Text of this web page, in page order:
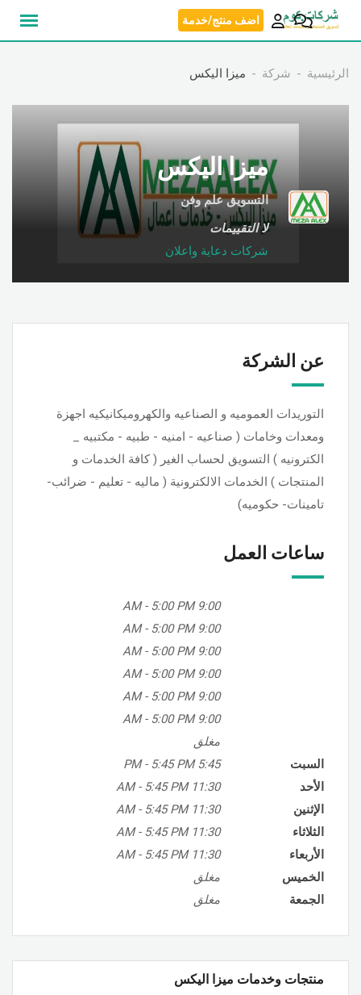
انتقل
اضف منتج/خدمة
الرئيسية شركة ميزا اليكس
ميزا اليكس
التسويق علم وفن
لا التقييمات
شركات دعاية واعلان
عن الشركة
التوريدات العموميه و الصناعيه والكهروميكانيكيه اجهزة
ومعدات وخامات ( صناعيه - امنيه - طبيه - مكتبيه _
الكترونيه ) التسويق لحساب الغير ( كافة الخدمات و
المنتجات ) الخدمات الالكترونية ( ماليه - تعليم - ضرائب-
تامينات- حكوميه)
ساعات العمل
9:00 AM
- 5:00 PM
9:00 AM
- 5:00 PM
9:00 AM
- 5:00 PM
9:00 AM
- 5:00 PM
9:00 AM
- 5:00 PM
9:00 AM
- 5:00 PM
مغلق
السبت
5:45 PM
- 5:45 PM
الأحد
11:30 AM
- 5:45 PM
الإثنين
11:30 AM
- 5:45 PM
الثلاثاء
11:30 AM
- 5:45 PM
الأربعاء
11:30 AM
- 5:45 PM
الخميس
مغلق
الجمعة
مغلق
منتجات وخدمات ميزا اليكس